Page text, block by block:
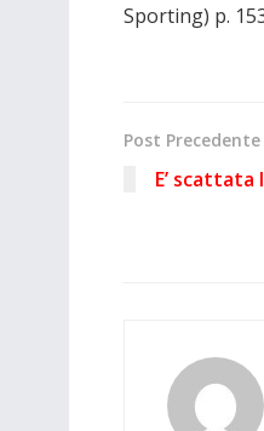
Sporting) p.
Post Precedente
E’ scattata